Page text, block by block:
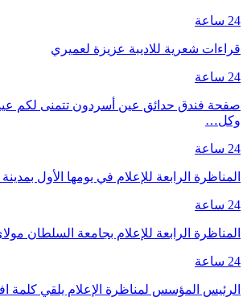
24 ساعة
قراءات شعرية للاديبة عزيزة لعميري
24 ساعة
صفحة فندق حدائق عين أسردون تتمنى لكم
وكل…
24 ساعة
المناظرة الرابعة للإعلام في يومها الأول
24 ساعة
المناظرة الرابعة للإعلام بجامعة السلطان
24 ساعة
الرئيس المؤسس لمناظرة الإعلام يلقي كلمة